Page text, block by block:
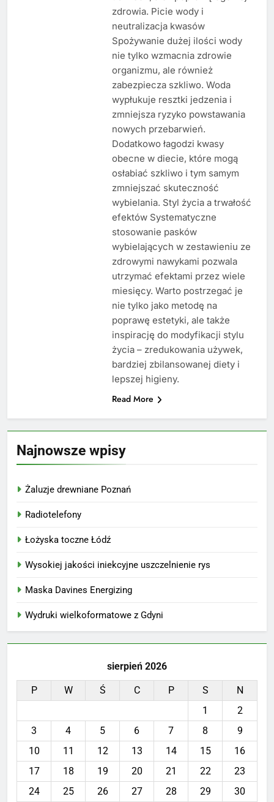
zdrowia. Picie wody i
neutralizacja kwasów
Spożywanie dużej ilości wody
nie tylko wzmacnia zdrowie
organizmu, ale również
zabezpiecza szkliwo. Woda
wypłukuje resztki jedzenia i
zmniejsza ryzyko powstawania
nowych przebarwień.
Dodatkowo łagodzi kwasy
obecne w diecie, które mogą
osłabiać szkliwo i tym samym
zmniejszać skuteczność
wybielania. Styl życia a trwałość
efektów Systematyczne
stosowanie pasków
wybielających w zestawieniu ze
zdrowymi nawykami pozwala
utrzymać efektami przez wiele
miesięcy. Warto postrzegać je
nie tylko jako metodę na
poprawę estetyki, ale także
inspirację do modyfikacji stylu
życia – zredukowania używek,
bardziej zbilansowanej diety i
lepszej higieny.
Read More
Najnowsze wpisy
Żaluzje drewniane Poznań
Radiotelefony
Łożyska toczne Łódź
Wysokiej jakości iniekcyjne uszczelnienie rys
Maska Davines Energizing
Wydruki wielkoformatowe z Gdyni
sierpień 2026
P W Ś C P S
N
1
2
3
4 5 6 7 8
9
10
11 12 13 14 15
16
17
18 19 20 21 22
23
24
25 26 27 28 29
30